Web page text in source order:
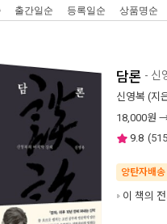
출간일순 등록일순 상품명순
담론 - 신
신영복 (지
18,000원
9.8 (515
양탄자배송
이 책의